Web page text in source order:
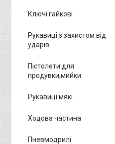
Ключі гайкові
Рукавиці з захистом від
ударів
Пістолети для
продувки,мийки
Рукавиці мякі
Ходова частина
Пневмодрилі